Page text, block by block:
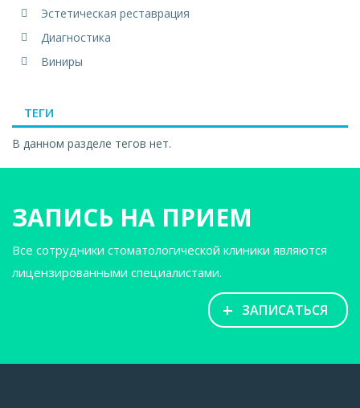
Эстетическая реставрация
Диагностика
Виниры
ТЕГИ
В данном разделе тегов нет.
ЗАПИСЬ НА ПРИЕМ
Все сотрудники стоматологической клиники являются
лицензированными специалистами.
+ ЗАПИСАТЬСЯ